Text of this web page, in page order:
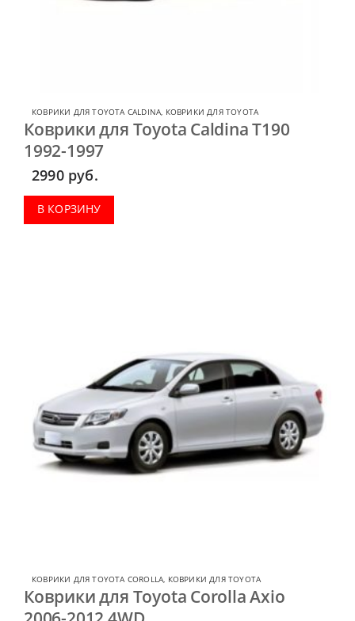
КОВРИКИ ДЛЯ TOYOTA CALDINA, КОВРИКИ ДЛЯ TOYOTA
Коврики для Toyota Caldina T190
1992-1997
2990 руб.
В КОРЗИНУ
КОВРИКИ ДЛЯ TOYOTA COROLLA КОВРИКИ ДЛЯ TOYOTA
Коврики для Toyota Corolla Axio